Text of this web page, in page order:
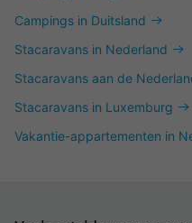
Campings in Duitsland
Stacaravans in Nederland
Stacaravans aan de
Stacaravans in Luxemburg
Vakantie-appartementen in